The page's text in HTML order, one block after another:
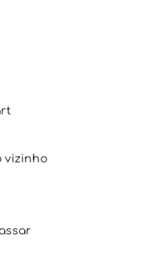
vizinho